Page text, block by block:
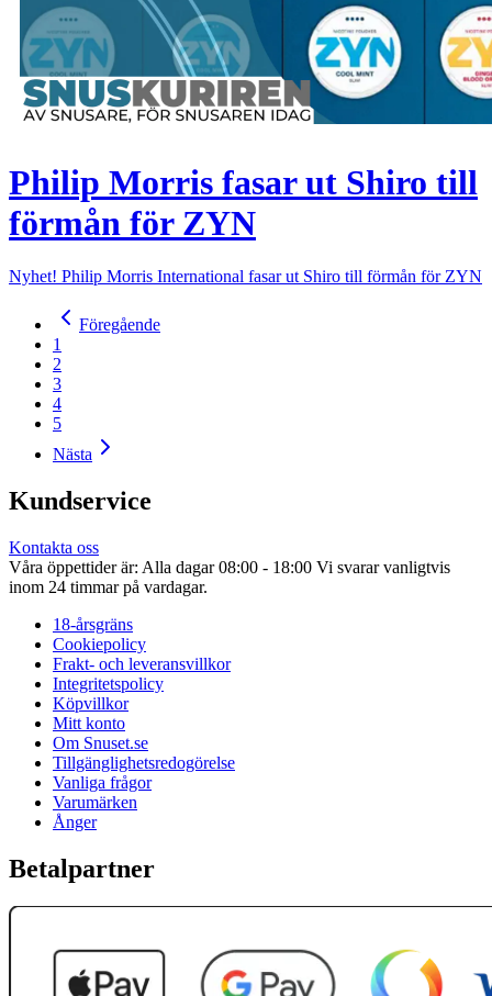
Philip Morris fasar ut Shiro till
förmån för ZYN
Nyhet! Philip Morris International fasar ut Shiro till förmån för ZYN
Föregående
1
2
3
4
5
Nästa
Kundservice
Kontakta oss
Våra öppettider är: Alla dagar 08:00 - 18:00 Vi svarar vanligtvis
inom 24 timmar på vardagar.
18-årsgräns
Cookiepolicy
Frakt- och leveransvillkor
Integritetspolicy
Köpvillkor
Mitt konto
Om Snuset.se
Tillgänglighetsredogörelse
Vanliga frågor
Varumärken
Ånger
Betalpartner